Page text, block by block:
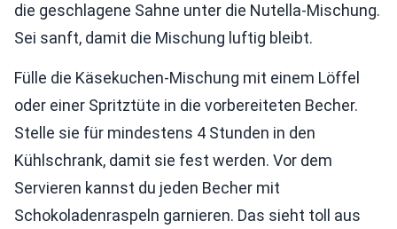
die geschlagene Sahne unter die Nutella-Mischung.
Sei sanft, damit die Mischung luftig bleibt.
Fülle die Käsekuchen-Mischung mit einem Löffel
oder einer Spritztüte in die vorbereiteten Becher.
Stelle sie für mindestens 4 Stunden in den
Kühlschrank, damit sie fest werden. Vor dem
Servieren kannst du jeden Becher mit
Schokoladenraspeln garnieren. Das sieht toll aus